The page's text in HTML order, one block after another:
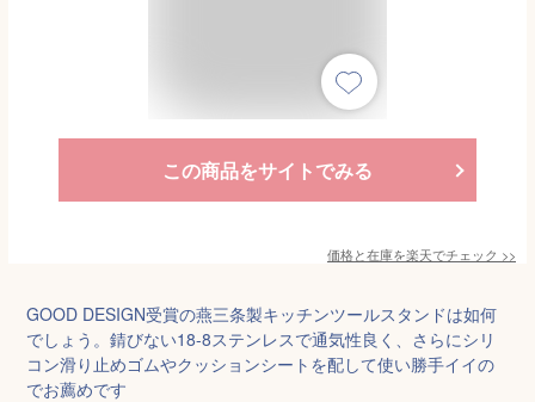
この商品をサイトでみる
価格と在庫を楽天でチェック >>
GOOD DESIGN受賞の燕三条製キッチンツールスタンドは如何
でしょう。錆びない18-8ステンレスで通気性良く、さらにシリ
コン滑り止めゴムやクッションシートを配して使い勝手イイの
でお薦めです